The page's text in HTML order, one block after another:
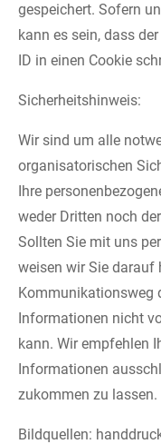
gespeichert. Sofern
kann es sein, dass
ID in einen Cookie
Sicherheitshinweis:
Wir sind um alle
organisatorischen
Ihre
weder Dritten noch
Sollten Sie mit uns
weisen wir Sie darauf
Kommunikationsweg
Informationen nicht
kann. Wir empfehlen
Informationen
zukommen zu lassen.
Bildquellen: